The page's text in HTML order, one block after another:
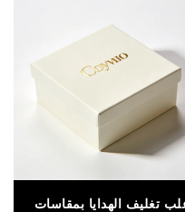
تغليف الهدايا بمقاسات